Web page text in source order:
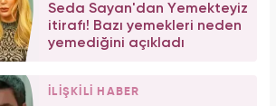
Seda Sayan'dan Yemekteyiz
itirafı! Bazı yemekleri neden
yemediğini açıkladı
İLİŞKİLİ HABER